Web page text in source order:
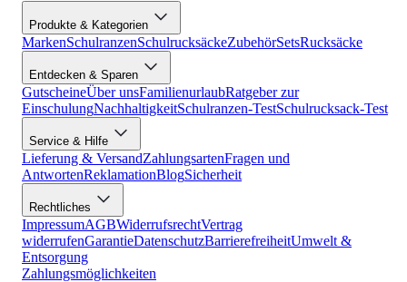
Produkte & Kategorien
MarkenSchulranzenSchulrucksäckeZubehörSetsRucksäcke
Entdecken & Sparen
GutscheineÜber unsFamilienurlaubRatgeber zur
EinschulungNachhaltigkeitSchulranzen-TestSchulrucksack-Test
Service & Hilfe
Lieferung & VersandZahlungsartenFragen und
AntwortenReklamationBlogSicherheit
Rechtliches
ImpressumAGBWiderrufsrechtVertrag
widerrufenGarantieDatenschutzBarrierefreiheitUmwelt &
Entsorgung
Zahlungsmöglichkeiten